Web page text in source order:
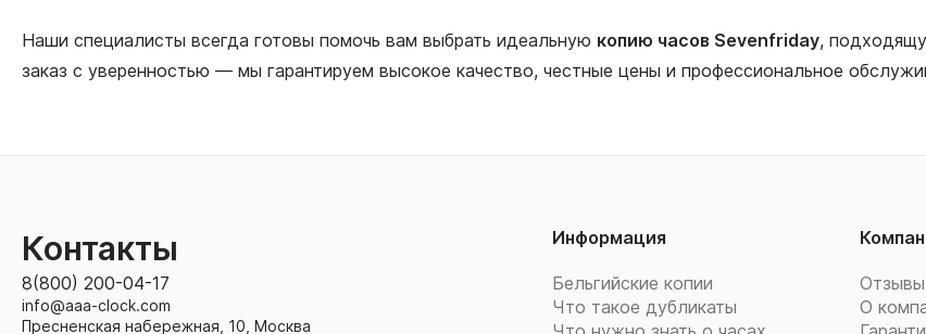
Наши специалисты всегда готовы помочь вам выбрать идеальную копию часов Sevenfriday,
заказ с уверенностью — мы гарантируем высокое качество, честные цены и профессиональное
Контакты
8(800) 200-04-17
info@aaa-clock.com
Пресненская набережная, 10, Москва
Информация
Бельгийские копии
Что такое дубликаты
Отзывы
О